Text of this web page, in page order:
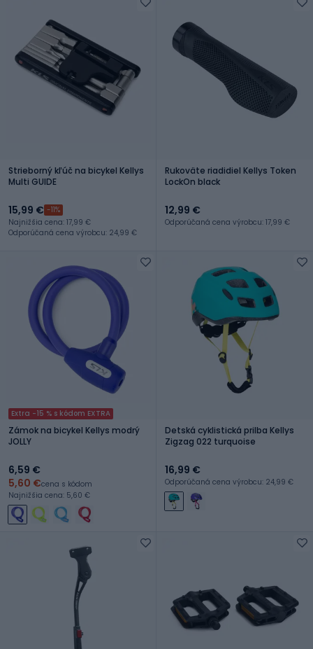
Strieborný kľúč na bicykel Kellys
Multi GUIDE
15,99 € -11%
Najnižšia cena: 17,99 €
Odporúčaná cena výrobcu: 24,99 €
Rukoväte riadidiel Kellys Token
LockOn black
12,99 €
Odporúčaná cena výrobcu: 17,99 €
Extra -15 % s kódom EXTRA
Zámok na bicykel Kellys modrý
JOLLY
6,59 €
5,60 €cena s kódom
Najnižšia cena: 5,60 €
Detská cyklistická prilba Kellys
Zigzag 022 turquoise
16,99 €
Odporúčaná cena výrobcu: 24,99 €